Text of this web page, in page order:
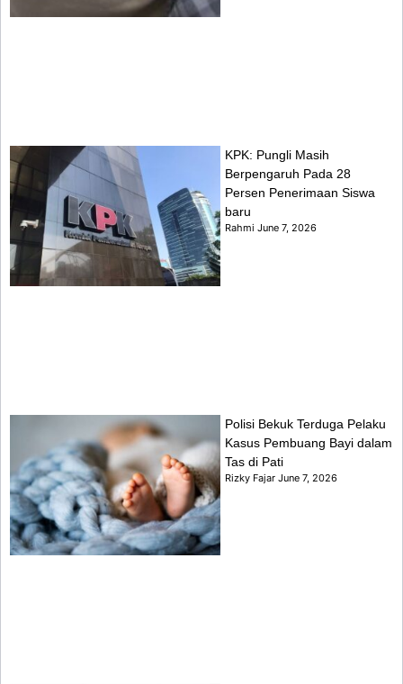
KPK: Pungli Masih
Berpengaruh Pada 28
Persen Penerimaan Siswa
baru
RahmiJune 7, 2026
Polisi Bekuk Terduga Pelaku
Kasus Pembuang Bayi dalam
Tas di Pati
Rizky FajarJune 7, 2026